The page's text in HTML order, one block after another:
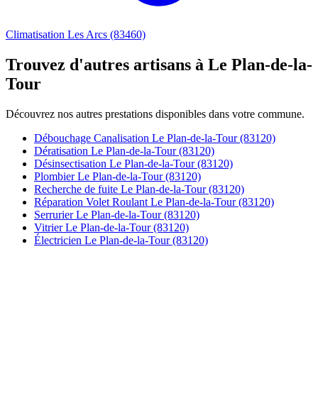
Climatisation Les Arcs (83460)
Trouvez d'autres artisans à Le Plan-de-la-
Tour
Découvrez nos autres prestations disponibles dans votre commune.
Débouchage Canalisation Le Plan-de-la-Tour (83120)
Dératisation Le Plan-de-la-Tour (83120)
Désinsectisation Le Plan-de-la-Tour (83120)
Plombier Le Plan-de-la-Tour (83120)
Recherche de fuite Le Plan-de-la-Tour (83120)
Réparation Volet Roulant Le Plan-de-la-Tour (83120)
Serrurier Le Plan-de-la-Tour (83120)
Vitrier Le Plan-de-la-Tour (83120)
Électricien Le Plan-de-la-Tour (83120)